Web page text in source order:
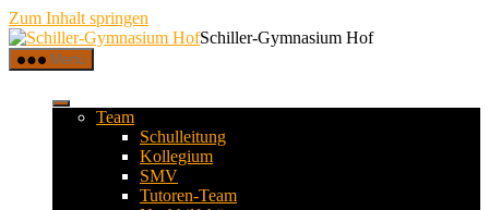
Zum Inhalt springen
Schiller-Gymnasium Hof
Menü
Team
Schulleitung
Kollegium
SMV
Tutoren-Team